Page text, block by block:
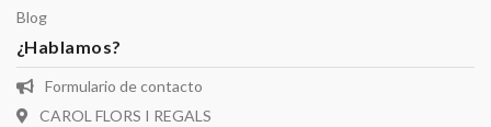
Blog
¿Hablamos?
Formulario de contacto
CAROL FLORS I REGALS